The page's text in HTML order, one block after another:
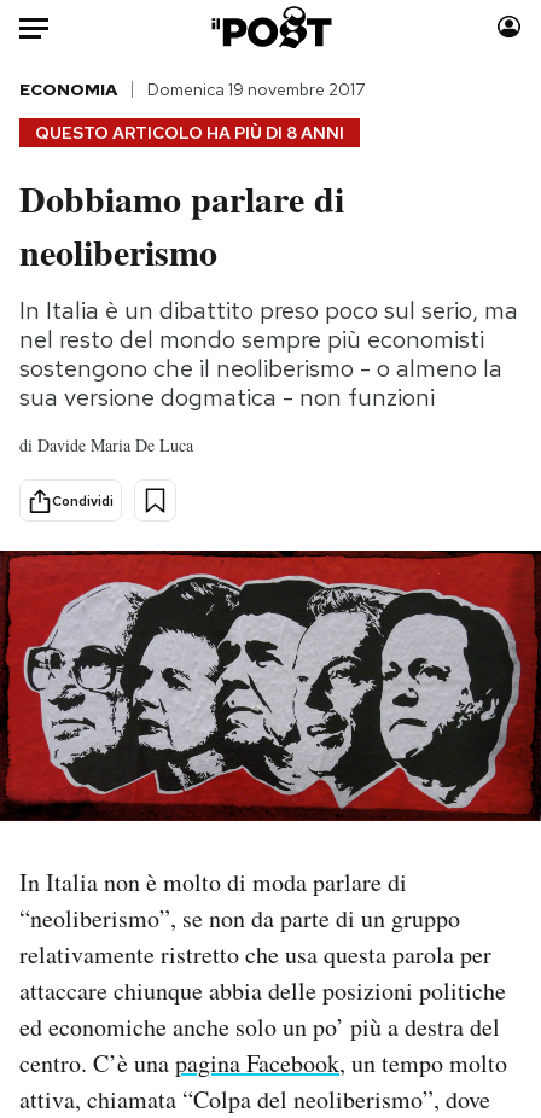
Auto
HOME
Italia
Politica
Tecnologia
Internet
Scienza
Cultura
Economia
Sport
Moda
Storie/Idee
Ok Boomer!
Media
Europa
PODCAST
NEWSLETTER
I MIEI PREFERITI
SHOP
CALENDARIO
AREA PERSONALE
Area Personale
Newsletter
Notifiche mobile
QUESTO ARTICOLO HA PIÙ DI 8 ANNI
ECONOMIA Domenica 19 novembre 2017
Dobbiamo parlare di
neoliberismo
In Italia è un dibattito preso poco sul serio, ma
nel resto del mondo sempre più economisti
sostengono che il neoliberismo - o almeno la
sua versione dogmatica - non funzioni
di Davide Maria De Luca
Condividi
In Italia non è molto di moda parlare di
“neoliberismo”, se non da parte di un gruppo
relativamente ristretto che usa questa parola per
attaccare chiunque abbia delle posizioni politiche
ed economiche anche solo un po’ più a destra del
centro. C’è unapagina Facebook, un tempo molto
attiva, chiamata “Colpa del neoliberismo”, dove